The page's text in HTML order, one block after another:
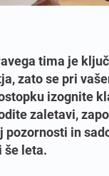
tima je
zato se pri
izognite
zaletavi,
pozornosti in
še leta.